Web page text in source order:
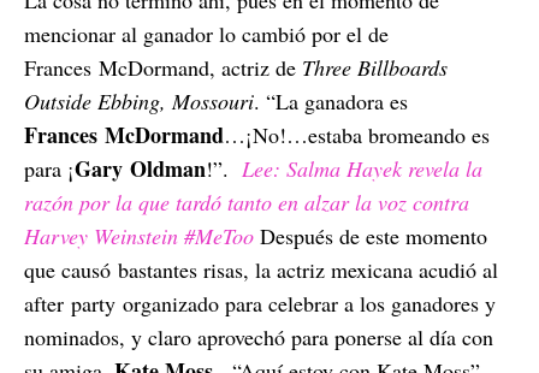
mencionar al ganador lo cambió por el de
Frances McDormand, actriz de Three Billboards
Outside Ebbing, Mossouri. “La ganadora es
Frances McDormand…¡No!…estaba bromeando es
para ¡Gary Oldman!”. Lee: Salma Hayek revela la
razón por la que tardó tanto en alzar la voz contra
Harvey Weinstein #MeToo Después de este momento
que causó bastantes risas, la actriz mexicana acudió al
after party organizado para celebrar a los ganadores y
nominados, y claro aprovechó para ponerse al día con